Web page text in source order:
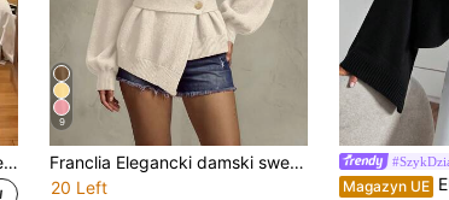
Damski casualowy sweter jesienno-zimowy w jednolitym szarym kolorze, z wysokim kołnierzem, rękawami nietoperzowymi, dzianinowy, z marszczoną talią, teksturowany, pullover do codziennego noszenia i do biura
9
Franclia Elegancki damski sweter z wysokim kołnierzem, luźny, ściągany w talii, asymetryczny dół, zimowe swetry damskie, biały sweter, sweter, top, zimowe ubrania dla kobiet, swetry damskie, biały sweter kardigan
20 Left
Magazyn UE EURMUSE